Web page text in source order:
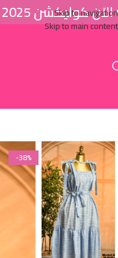
Skip to navigation
Skip to main content
2025 - إطلبي أوردركـ والتوصيل لباب البيت ♥
-38%